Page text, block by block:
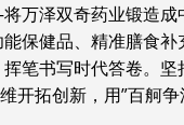
泽双奇药业锻造成
保健品、精准膳食
笔书写时代答卷。坚
开拓创新，用”百舸